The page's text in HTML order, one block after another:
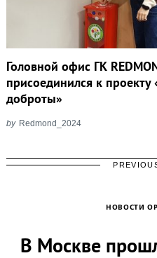
Головной офис ГК
присоединился к
доброты»
by Redmond_2024
НОВОСТИ
В Москве